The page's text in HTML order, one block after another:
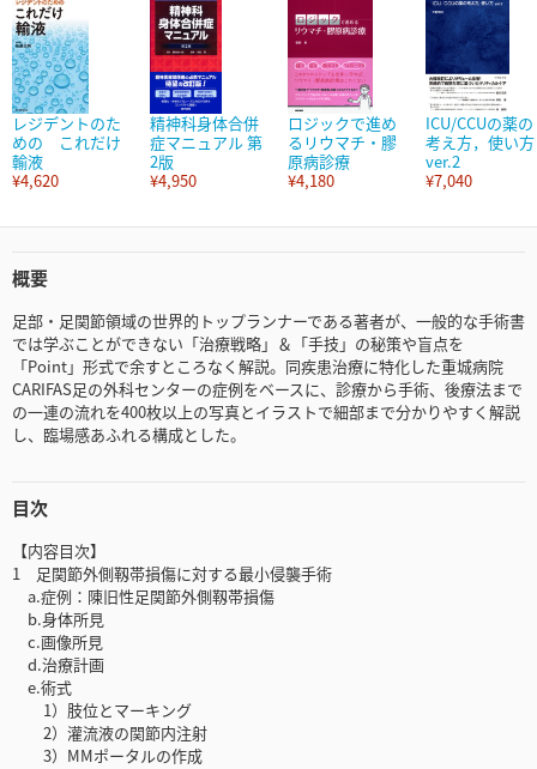
レジデントのた
めの これだけ
輸液
¥4,620
精神科身体合併
症マニュアル 第
2版
¥4,950
ロジックで進め
るリウマチ・膠
原病診療
¥4,180
ICU/CCUの薬の
考え方，使い方
ver.2
¥7,040
概要
足部・足関節領域の世界的トップランナーである著者が、一般的な手術書
では学ぶことができない「治療戦略」＆「手技」の秘策や盲点を
「Point」形式で余すところなく解説。同疾患治療に特化した重城病院
CARIFAS足の外科センターの症例をベースに、診療から手術、後療法まで
の一連の流れを400枚以上の写真とイラストで細部まで分かりやすく解説
し、臨場感あふれる構成とした。
目次
【内容目次】
1 足関節外側靱帯損傷に対する最小侵襲手術
a.症例：陳旧性足関節外側靱帯損傷
b.身体所見
c.画像所見
d.治療計画
e.術式
1）肢位とマーキング
2）灌流液の関節内注射
3）MMポータルの作成